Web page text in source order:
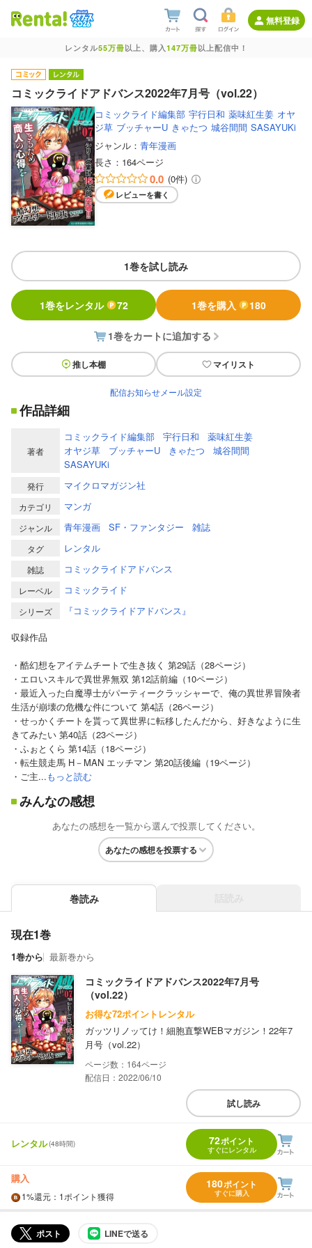
無料登録
レンタル55万冊以上、購入147万冊以上配信中！
コミックライドアドバンス2022年7月号（vol.22）
コミックライド編集部 宇行日和 薬味紅生姜 オヤ
ジ草 ブッチャーU きゃたつ 城谷間間 SASAYUKi
ジャンル： 青年漫画
長さ： 164ページ
0.0 (0件)
レビューを書く
1巻を試し読み
1巻をレンタル 72 1巻を購入 180
1巻をカートに追加する
推し本棚 マイリスト
配信お知らせメール設定
作品詳細
著者
コミックライド編集部 宇行日和
薬味紅生姜
オヤジ草
ブッチャーU きゃたつ
城谷間間
SASAYUKi
発行 マイクロマガジン社
カテゴリ マンガ
ジャンル 青年漫画 SF・ファンタジー 雑誌
タグ レンタル
雑誌 コミックライドアドバンス
レーベル コミックライド
シリーズ
『コミックライドアドバンス』
収録作品
・酷幻想をアイテムチートで生き抜く 第29話（28ページ）
・エロいスキルで異世界無双 第12話前編（10ページ）
・最近入った白魔導士がパーティークラッシャーで、俺の異世界冒険者
生活が崩壊の危機な件について 第4話（26ページ）
・せっかくチートを貰って異世界に転移したんだから、好きなように生
きてみたい 第40話（23ページ）
・ふぉとくら 第14話（18ページ）
・転生競走馬 H－MAN エッチマン 第20話後編（19ページ）
・ご主...もっと読む
みんなの感想
あなたの感想を一覧から選んで投票してください。
あなたの感想を投票する
巻読み
現在1巻
1巻から 最新巻から
コミックライドアドバンス2022年7月号
（vol.22）
お得な72ポイントレンタル
ガッツリノッてけ！細胞直撃WEBマガジン！22年7
月号（vol.22）
164
配信日：2022/06/10
試し読み
レンタル(48時間) 72ポイント
すぐにレンタル
購入
1%還元 ：1ポイント獲得
180ポイント
すぐに購入
ポスト LINEで送る